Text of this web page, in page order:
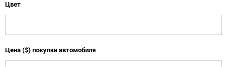
Цвет
Цена ($) покупки автомобиля